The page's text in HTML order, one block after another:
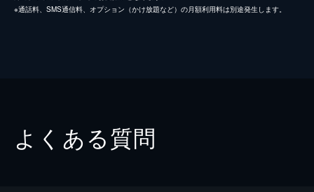
※通話料、SMS通信料、オプション（かけ放題など）の月額利用料は別途発生します。
よくある質問